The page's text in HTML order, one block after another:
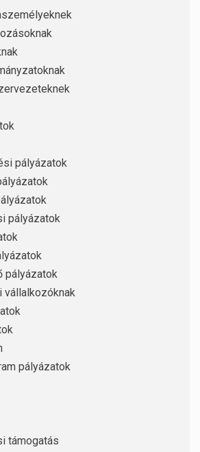
pályázatok
pályázatok
pályázatok
vállalkozóknak
pályázatok
támogatás